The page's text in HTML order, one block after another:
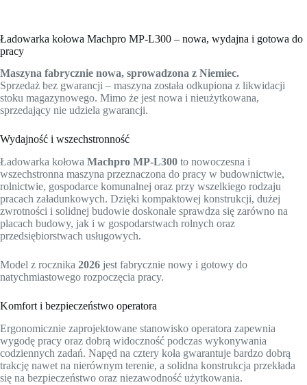
Ładowarka kołowa Machpro MP-L300 – nowa, wydajna i gotowa do
pracy
Maszyna fabrycznie nowa, sprowadzona z Niemiec.
Sprzedaż bez gwarancji – maszyna została odkupiona z likwidacji
stoku magazynowego. Mimo że jest nowa i nieużytkowana,
sprzedający nie udziela gwarancji.
Wydajność i wszechstronność
Ładowarka kołowa Machpro MP-L300 to nowoczesna i
wszechstronna maszyna przeznaczona do pracy w budownictwie,
rolnictwie, gospodarce komunalnej oraz przy wszelkiego rodzaju
pracach załadunkowych. Dzięki kompaktowej konstrukcji, dużej
zwrotności i solidnej budowie doskonale sprawdza się zarówno na
placach budowy, jak i w gospodarstwach rolnych oraz
przedsiębiorstwach usługowych.
Model z rocznika 2026 jest fabrycznie nowy i gotowy do
natychmiastowego rozpoczęcia pracy.
Komfort i bezpieczeństwo operatora
Ergonomicznie zaprojektowane stanowisko operatora zapewnia
wygodę pracy oraz dobrą widoczność podczas wykonywania
codziennych zadań. Napęd na cztery koła gwarantuje bardzo dobrą
trakcję nawet na nierównym terenie, a solidna konstrukcja przekłada
się na bezpieczeństwo oraz niezawodność użytkowania.